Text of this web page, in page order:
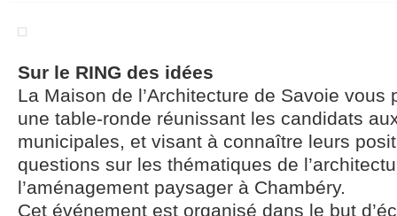
Sur le RING des idées
La Maison de l’Architecture de Savoie vous
une table-ronde réunissant les candidats
municipales, et visant à connaître leurs
questions sur les thématiques de
l’aménagement paysager à Chambéry.
Cet événement est organisé dans le but